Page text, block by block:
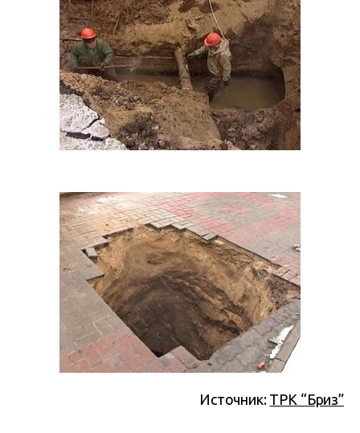
Источник: ТРК “Бриз”